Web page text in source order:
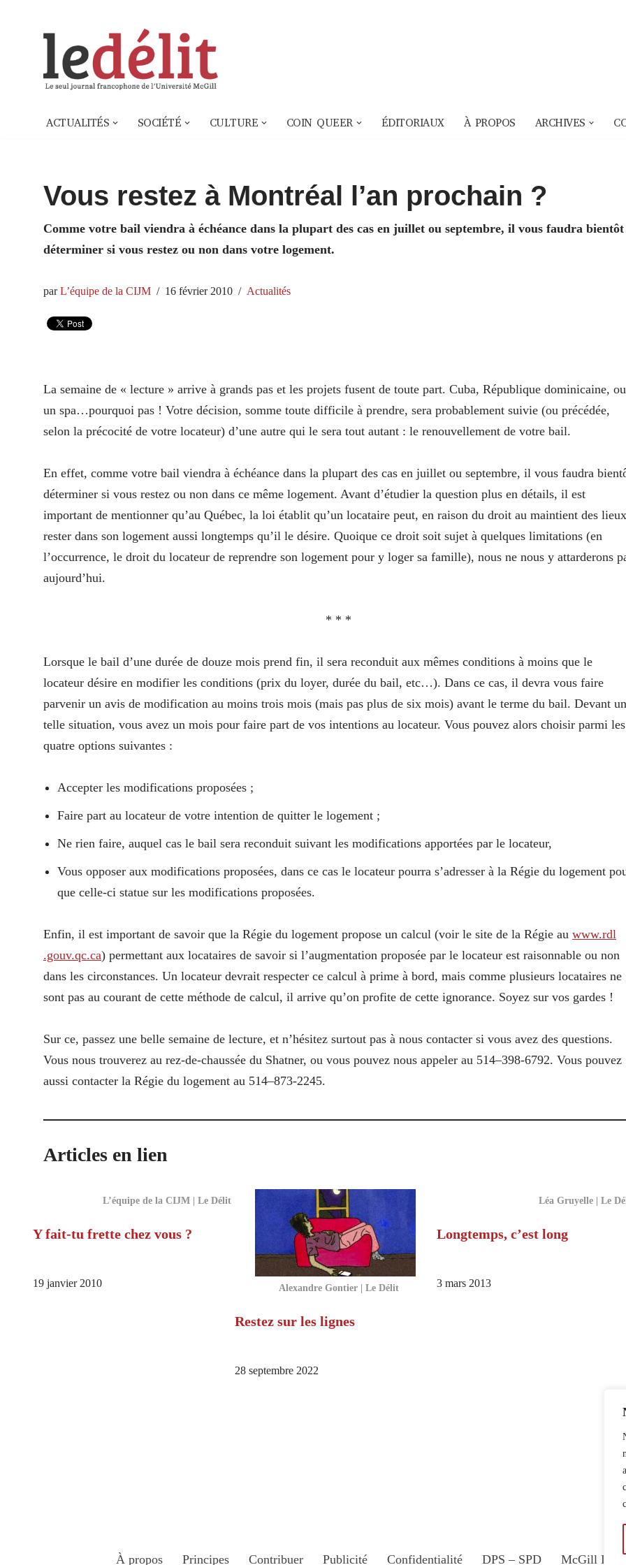
ACTUALITÉS SOCIÉTÉ CULTURE COIN QUEER ÉDITORIAUX À PROPOS ARCHIVES
Vous restez à Montréal l’an prochain ?
Comme votre bail viendra à échéance dans la plupart des cas en juillet ou septembre, il vous faudra bientôt
déterminer si vous restez ou non dans votre logement.
parL’équipe de la CIJM 16 février 2010 Actualités
La semaine de « lecture » arrive à grands pas et les projets fusent de toute part. Cuba, République dominicaine, ou
un spa…pourquoi pas ! Votre décision, somme toute difficile à prendre, sera probablement suivie (ou précédée,
selon la précocité de votre locateur) d’une autre qui le sera tout autant : le renouvellement de votre bail.
En effet, comme votre bail viendra à échéance dans la plupart des cas en juillet ou septembre, il vous faudra
déterminer si vous restez ou non dans ce même logement. Avant d’étudier la question plus en détails, il est
important de mentionner qu’au Québec, la loi établit qu’un locataire peut, en raison du droit au maintient des
rester dans son logement aussi longtemps qu’il le désire. Quoique ce droit soit sujet à quelques limitations (en
l’occurrence, le droit du locateur de reprendre son logement pour y loger sa famille), nous ne nous y attarderons
aujourd’hui.
* * *
Lorsque le bail d’une durée de douze mois prend fin, il sera reconduit aux mêmes conditions à moins que le
locateur désire en modifier les conditions (prix du loyer, durée du bail, etc…). Dans ce cas, il devra vous faire
parvenir un avis de modification au moins trois mois (mais pas plus de six mois) avant le terme du bail. Devant
telle situation, vous avez un mois pour faire part de vos intentions au locateur. Vous pouvez alors choisir parmi les
quatre options suivantes :
Accepter les modifications proposées ;
Faire part au locateur de votre intention de quitter le logement ;
Ne rien faire, auquel cas le bail sera reconduit suivant les modifications apportées par le locateur,
Vous opposer aux modifications proposées, dans ce cas le locateur pourra s’adresser à la Régie du logement
que celle-ci statue sur les modifications proposées.
Enfin, il est important de savoir que la Régie du logement propose un calcul (voir le site de la Régie au www​.rdl​
.gouv​.qc​.ca) permettant aux locataires de savoir si l’augmentation proposée par le locateur est raisonnable ou non
dans les circonstances. Un locateur devrait respecter ce calcul à prime à bord, mais comme plusieurs locataires ne
sont pas au courant de cette méthode de calcul, il arrive qu’on profite de cette ignorance. Soyez sur vos gardes !
Sur ce, passez une belle semaine de lecture, et n’hésitez surtout pas à nous contacter si vous avez des questions.
Vous nous trouverez au rez-de-chaussée du Shatner, ou vous pouvez nous appeler au 514–398-6792. Vous pouvez
aussi contacter la Régie du logement au 514–873-2245.
Articles en lien
L’équipe de la CIJM | Le Délit
Y fait-tu frette chez vous ?
19 janvier 2010 Alexandre Gontier | Le Délit
Restez sur les lignes
28 septembre 2022
Léa Gruyelle | Le
Longtemps, c’est long
3 mars 2013
À propos Principes Contribuer Publicité Confidentialité DPS – SPD McGill